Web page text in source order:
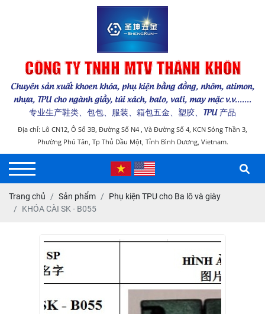
CÔNG TY TNHH MTV THÁNH KHÔN
Chuyên sản xuất khoen khóa, phụ kiện bằng đồng, nhôm, atimon,
nhựa, TPU cho ngành giầy, túi xách, balo, vali, may mặc v.v.......
专业生产鞋类、包包、服装、箱包五金、塑胶、TPU 产品
Địa chỉ: Lô CN12, Ô Số 3B, Đường Số N4 , Và Đường Số 4, KCN Sóng Thần 3,
Phường Phú Tân, Tp Thủ Dầu Một, Tỉnh Bình Dương, Vietnam.
Trang chủ Sản phẩm
Phụ kiện TPU cho Ba lô và giày
KHÓA CÀI SK - B055